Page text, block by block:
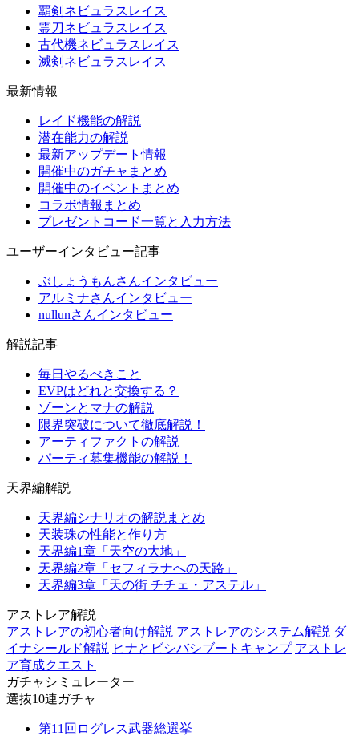
覇剣ネビュラスレイス
霊刀ネビュラスレイス
古代機ネビュラスレイス
滅剣ネビュラスレイス
最新情報
レイド機能の解説
潜在能力の解説
最新アップデート情報
開催中のガチャまとめ
開催中のイベントまとめ
コラボ情報まとめ
プレゼントコード一覧と入力方法
ユーザーインタビュー記事
ぶしょうもんさんインタビュー
アルミナさんインタビュー
nullunさんインタビュー
解説記事
毎日やるべきこと
EVPはどれと交換する？
ゾーンとマナの解説
限界突破について徹底解説！
アーティファクトの解説
パーティ募集機能の解説！
天界編解説
天界編シナリオの解説まとめ
天装珠の性能と作り方
天界編1章「天空の大地」
天界編2章「セフィラナへの天路」
天界編3章「天の街 チチェ・アステル」
アストレア解説
アストレアの初心者向け解説 アストレアのシステム解説 ダ
イナシールド解説 ヒナとビシバシブートキャンプ アストレ
ア育成クエスト
ガチャシミュレーター
選抜10連ガチャ
第11回ログレス武器総選挙